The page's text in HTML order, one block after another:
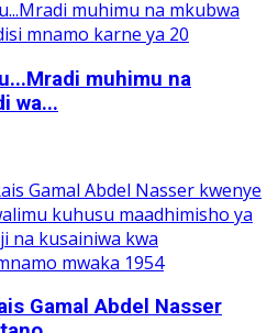
muhimu na
wa...
Gamal Abdel Nasser